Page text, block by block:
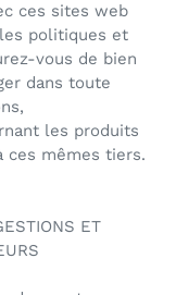
ces sites web
politiques et
vous de bien
dans toute
les produits
ces mêmes tiers.
ET